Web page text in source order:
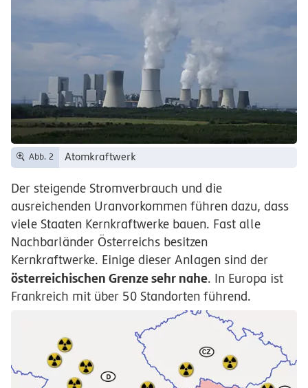
Abb. 2 Atomkraftwerk
Der steigende Stromverbrauch und die
ausreichenden Uranvorkommen führen dazu, dass
viele Staaten Kernkraftwerke bauen. Fast alle
Nachbarländer Österreichs besitzen
Kernkraftwerke. Einige dieser Anlagen sind der
österreichischen Grenze sehr nahe. In Europa ist
Frankreich mit über 50 Standorten führend.